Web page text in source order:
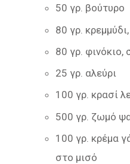
50 γρ. βούτυρο
80 γρ.
80 γρ. φινόκιο,
25 γρ. αλεύρι
100 γρ. κρασί
500 γρ. ζωμό
100 γρ. κρέμα
στο μισό